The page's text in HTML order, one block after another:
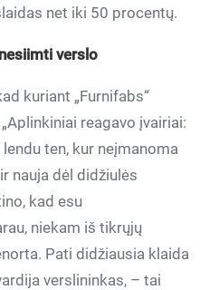
net iki 50 procentų.
verslo
kuriant „Furnifabs“
reagavo įvairiai:
ten, kur neįmanoma
nauja dėl didžiulės
kad esu
niekam iš tikrųjų
Pati didžiausia klaida
verslininkas, – tai